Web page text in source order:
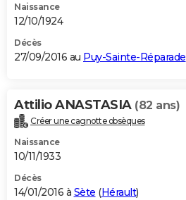
Naissance
12/10/1924
Décès
27/09/2016 au Puy-Sainte-Réparade
Attilio ANASTASIA (82 ans)
Créer une cagnotte obsèques
Naissance
10/11/1933
Décès
14/01/2016 à Sète (Hérault)